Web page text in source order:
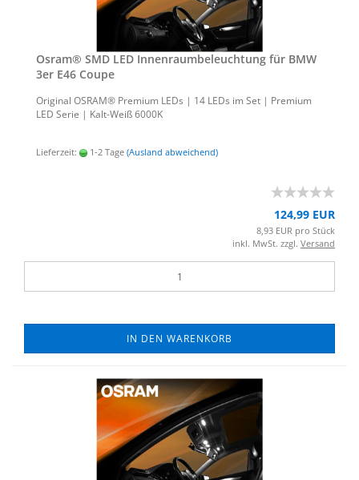
Osram® SMD LED In­nen­raum­be­leuch­tung für BMW
3er E46 Coupe
Ori­gi­nal OSRAM® Pre­mi­um LEDs | 14 LEDs im Set | Pre­mi­um
LED Serie | Kalt-​Weiß 6000K
Lieferzeit: 1-2 Tage (Ausland abweichend)
124,99 EUR
8,93 EUR pro Stück
inkl. MwSt. zzgl. Versand
IN DEN WARENKORB